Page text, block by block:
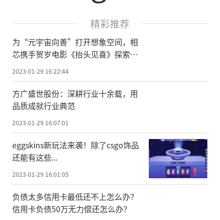
精彩推荐
为“元宇宙向善”打开想象空间，相
芯携手贺岁电影《抬头见喜》探索虚
拟人应用新边界
2023-01-29 16:22:44
方广盛世股份：深耕行业十余载，用
品质成就行业典范
2023-01-29 16:07:01
eggskins新玩法来袭！除了csgo饰品
还能有这些...
2023-01-29 16:01:05
负债太多信用卡最低还不上怎么办？
信用卡负债50万无力偿还怎么办？